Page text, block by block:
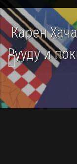
Карен
Рууду и